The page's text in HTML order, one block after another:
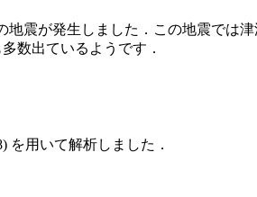
震が発生しました．この地震では
数出ているようです．
用いて解析しました．